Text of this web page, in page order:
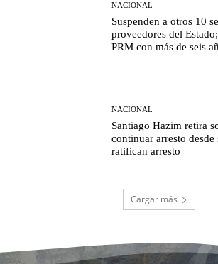
NACIONAL
Suspenden a otros 10
proveedores del
PRM con más de seis
NACIONAL
Santiago Hazim retira
continuar arresto desde
ratifican arresto
Cargar más